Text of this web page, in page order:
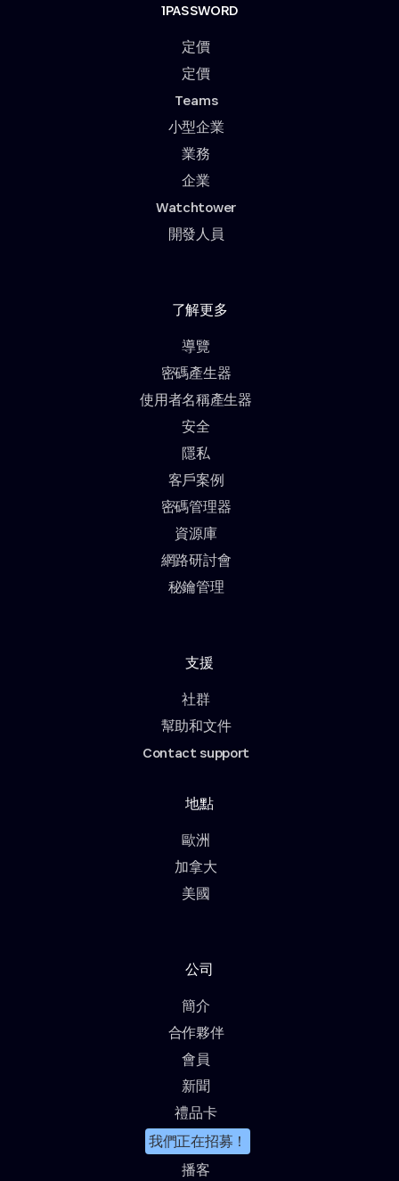
1PASSWORD
定價
定價
Teams
小型企業
業務
企業
Watchtower
開發人員
了解更多
導覽
密碼產生器
使用者名稱產生器
安全
隱私
客戶案例
密碼管理器
資源庫
網路研討會
秘鑰管理
支援
社群
幫助和文件
Contact support
地點
歐洲
加拿大
美國
公司
簡介
合作夥伴
會員
新聞
禮品卡
我們正在招募！
播客